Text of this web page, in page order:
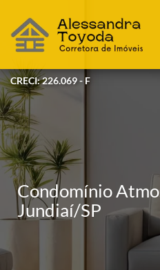
CRECI: 226.069 - F
Condomínio
Jundiaí/SP